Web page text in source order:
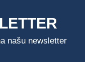
našu newsletter